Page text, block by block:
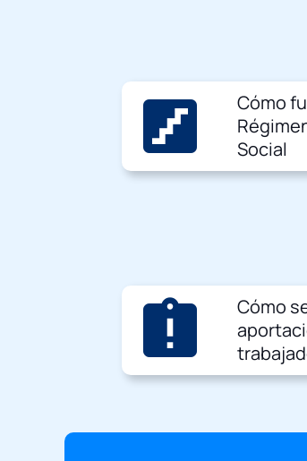
stairs
Cómo
Social
assignment_late
Cómo